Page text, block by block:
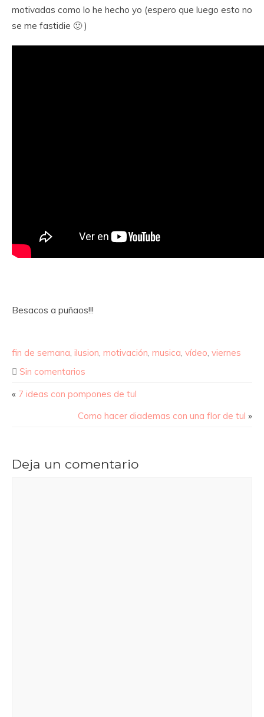
motivadas como lo he hecho yo (espero que luego esto no
se me fastidie 🙂 )
Besacos a puñaos!!!
fin de semana, ilusion, motivación, musica, vídeo, viernes
Sin comentarios
« 7 ideas con pompones de tul
Como hacer diademas con una flor de tul »
Deja un comentario